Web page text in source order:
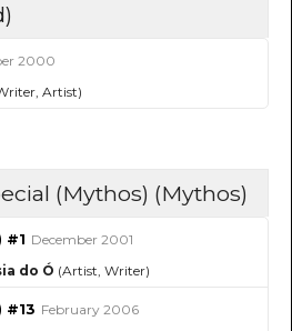
2000
Artist)
(Mythos) (Mythos)
#1 December 2001
do Ó (Artist, Writer)
#13 February 2006